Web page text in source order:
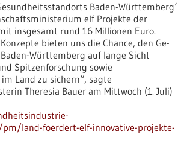
Baden-Württemberg‘
elf Projekte der
insgesamt rund 16 Millionen Euro.
bieten uns die Chance, den Ge-
Württemberg auf lange Sicht
Spitzenforschung sowie
Land zu sichern“, sagte
Theresia Bauer am Mittwoch (1. Juli)
land-foerdert-elf-innovative-projekte-